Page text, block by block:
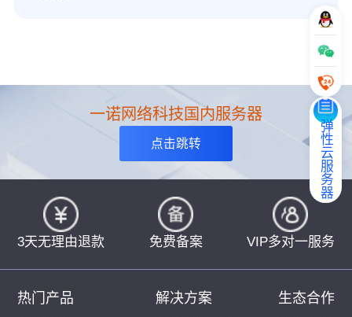
弹性云服务器
一诺网络科技国内服务器
点击跳转
3天无理由退款 免费备案 VIP多对一服务
热门产品 解决方案 生态合作